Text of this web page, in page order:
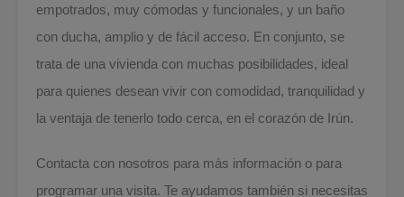
empotrados, muy cómodas y funcionales, y un baño
con ducha, amplio y de fácil acceso. En conjunto, se
trata de una vivienda con muchas posibilidades, ideal
para quienes desean vivir con comodidad, tranquilidad y
la ventaja de tenerlo todo cerca, en el corazón de Irún.
Contacta con nosotros para más información o para
programar una visita. Te ayudamos también si necesitas